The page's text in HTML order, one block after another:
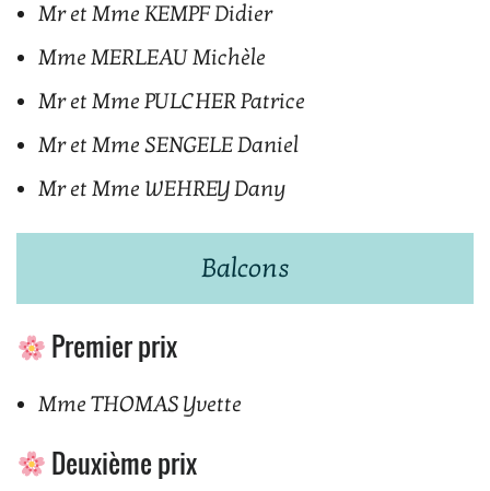
Mr et Mme KEMPF Didier
Mme MERLEAU Michèle
Mr et Mme PULCHER Patrice
Mr et Mme SENGELE Daniel
Mr et Mme WEHREY Dany
Balcons
Premier prix
Mme THOMAS Yvette
Deuxième prix